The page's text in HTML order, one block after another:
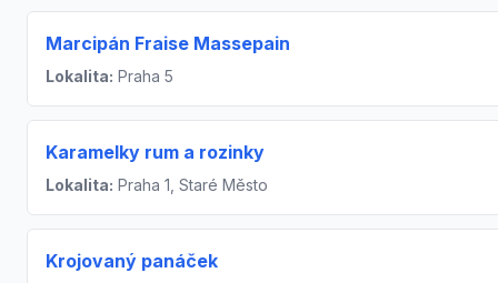
Marcipán Fraise Massepain
Lokalita: Praha 5
Karamelky rum a rozinky
Lokalita: Praha 1, Staré Město
Krojovaný panáček